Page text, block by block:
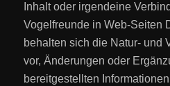
Inhalt oder irgendeine
Vogelfreunde in Web-Seiten
behalten sich die Natur- und
vor, Änderungen oder
bereitgestellten